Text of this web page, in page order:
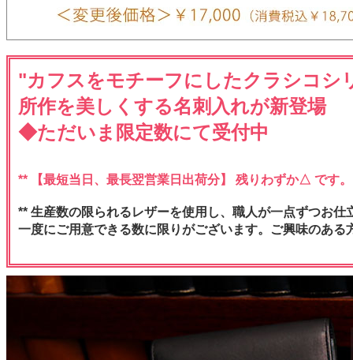
"カフスをモチーフにしたクラシコシ
所作を美しくする名刺入れが新登場
◆ただいま限定数にて受付中
** 【最短当日、最長翌営業日出荷分】 残りわずか△ です。
** 生産数の限られるレザーを使用し、職人が一点ずつお仕
一度にご用意できる数に限りがございます。ご興味のあ